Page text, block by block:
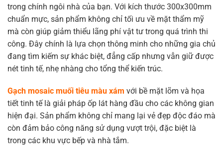
trong chính ngôi nhà của bạn. Với kích thước 300x300mm
chuẩn mực, sản phẩm không chỉ tối ưu về mặt thẩm mỹ
mà còn giúp giảm thiểu lãng phí vật tư trong quá trình thi
công. Đây chính là lựa chọn thông minh cho những gia chủ
đang tìm kiếm sự khác biệt, đẳng cấp nhưng vẫn giữ được
nét tinh tế, nhẹ nhàng cho tổng thể kiến trúc.
Gạch mosaic muối tiêu màu xám với bề mặt lõm và họa
tiết tinh tế là giải pháp ốp lát hàng đầu cho các không gian
hiện đại. Sản phẩm không chỉ mang lại vẻ đẹp độc đáo mà
còn đảm bảo công năng sử dụng vượt trội, đặc biệt là
trong các khu vực bếp và nhà tắm.